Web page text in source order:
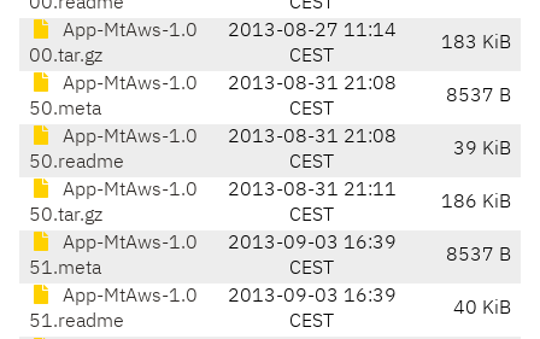
App-MtAws-1.0
00.tar.gz
2013-08-27 11:14
CEST
183 KiB
App-MtAws-1.0
50.meta
2013-08-31 21:08
CEST
8537 B
App-MtAws-1.0
50.readme
2013-08-31 21:08
CEST
39 KiB
App-MtAws-1.0
50.tar.gz
2013-08-31 21:11
CEST
186 KiB
App-MtAws-1.0
51.meta
2013-09-03 16:39
CEST
8537 B
App-MtAws-1.0
51.readme
2013-09-03 16:39
CEST
40 KiB